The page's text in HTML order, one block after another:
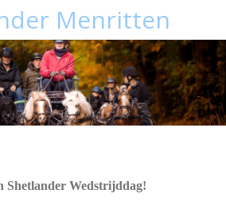
Menritten
Shetlander Wedstrijddag!